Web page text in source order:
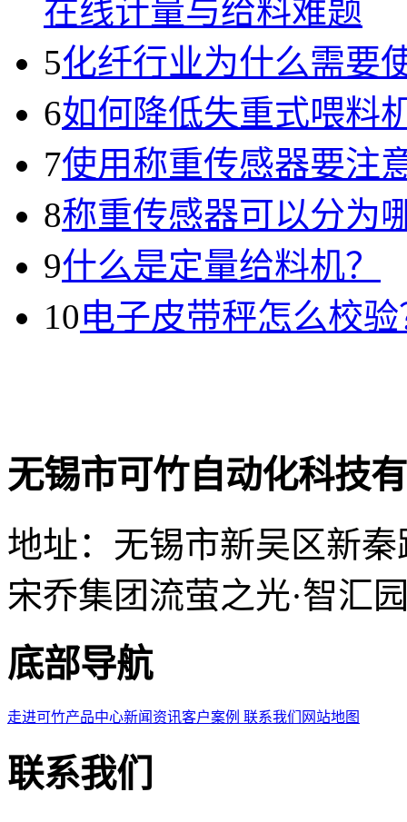
在线计量与给料难题
5化纤行业为什么需要
6如何降低失重式喂料
7使用称重传感器要注
8称重传感器可以分为
9什么是定量给料机？
10电子皮带秤怎么校
无锡市可竹自动化科技
地址：无锡市新吴区新秦
宋乔集团流萤之光·智汇
底部导航
走进可竹产品中心新闻资讯客户案例 联系我们 网站地图
联系我们